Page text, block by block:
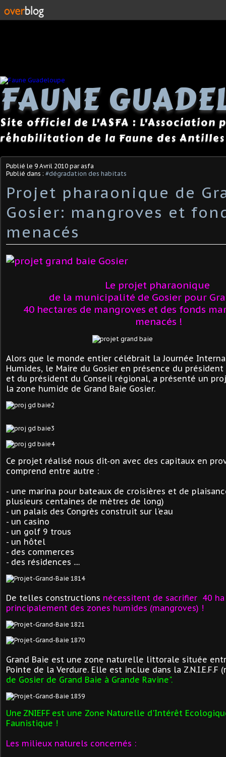
FAUNE
Site officiel de L'ASFA : L'Association
réhabilitation de la Faune des Antilles
Publié le 9 Avril 2010 par asfa
Publié dans : #dégradation des habitats
Projet pharaonique de
Gosier: mangroves et
menacés
Le projet pharaonique
de la municipalité de Gosier pour
40 hectares de mangroves et des fonds
menacés !
Alors que le monde entier célébrait la Journée
Humides, le Maire du Gosier en présence du
et du président du Conseil régional, a présenté un
la zone humide de Grand Baie Gosier.
Ce projet réalisé nous dit-on avec des capitaux en
comprend entre autre :
- une marina pour bateaux de croisières et de
plusieurs centaines de mètres de long)
- un palais des Congrès construit sur l'eau
- un casino
- un golf 9 trous
- un hôtel
- des commerces
- des résidences ....
De telles constructions nécessitent de sacrifier 40 ha
principalement des zones humides (mangroves) !
Grand Baie est une zone naturelle littorale située
Pointe de la Verdure. Elle est inclue dans la Z.N.I.E.F.F
de Gosier de Grand Baie à Grande Ravine".
Une ZNIEFF est une Zone Naturelle d'Intérêt
Faunistique !
Les milieux naturels concernés :